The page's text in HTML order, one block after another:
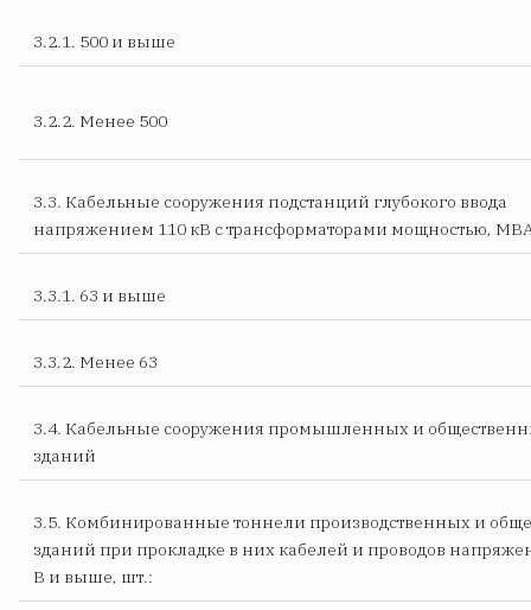
3.2.1. 500 и выше
3.2.2. Менее 500
3.3. Кабельные сооружения подстанций глубокого ввода
напряжением 110 кВ с трансформаторами мощностью,
3.3.1. 63 и выше
3.3.2. Менее 63
3.4. Кабельные сооружения промышленных и
зданий
3.5. Комбинированные тоннели производственных и
зданий при прокладке в них кабелей и проводов
В и выше, шт.: